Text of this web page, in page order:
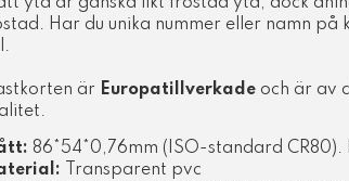
Har du unika nummer eller namn
är Europatillverkade och är av
86*54*0,76mm (ISO-standard
Transparent pvc